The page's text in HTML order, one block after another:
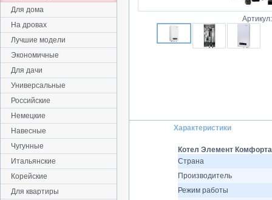
Характеристики
Котел Элемент Комфорта
Страна
Производитель
Режим работы
Для дома
На дровах
Лучшие модели
Экономичные
Для дачи
Универсальные
Российские
Немецкие
Навесные
Чугунные
Итальянские
Корейские
Для квартиры